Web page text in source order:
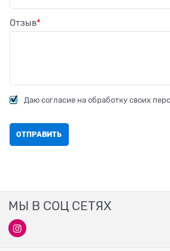
Отзыв
Даю согласие на обработку своих
МЫ В СОЦ СЕТЯХ